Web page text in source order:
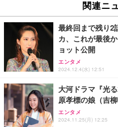
Office 2021 Pro 付
子 (HDMI, VGA,
日保証（メモリ
￥36,880
【整備済み品】中古
15.6型/ 第11世代
Office 2021 Pro 付
子 (HDMI, VGA,
【整備済み品】ノー
U9311X/F 13.3型 第
s11 Pro/MS Office
￥109,572
【純正品】27"ゲー
フック付き（CFI-
￥49,979
【整備済み品】Dell
ー フルHD（
ort/VGA スピーカー
関連ニ
最終回まで残り
カ、これが最後
ョット公開
エンタメ
2024.12.4(水) 12:51
大河ドラマ『光
原孝標の娘（吉
エンタメ
2024.11.25(月) 12:25